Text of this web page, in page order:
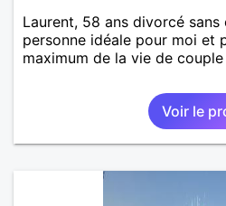
Laurent, 58 ans divorcé
personne idéale pour moi et
maximum de la vie de couple
Voir le